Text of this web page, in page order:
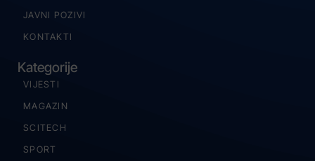
JAVNI POZIVI
KONTAKTI
Kategorije
VIJESTI
MAGAZIN
SCITECH
SPORT